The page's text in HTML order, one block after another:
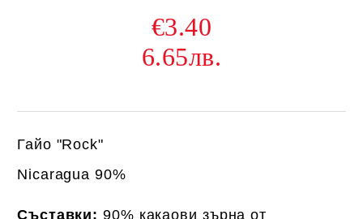
€3.40
6.65лв.
Гайо "Rock"
Nicaragua 90%
Съставки: 90% какаови зърна от